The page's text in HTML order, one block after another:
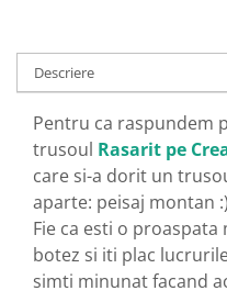
Descriere
Pentru ca raspundem
trusoul Rasarit pe
care si-a dorit un
aparte: peisaj montan
Fie ca esti o
botez si iti plac
simti minunat facand